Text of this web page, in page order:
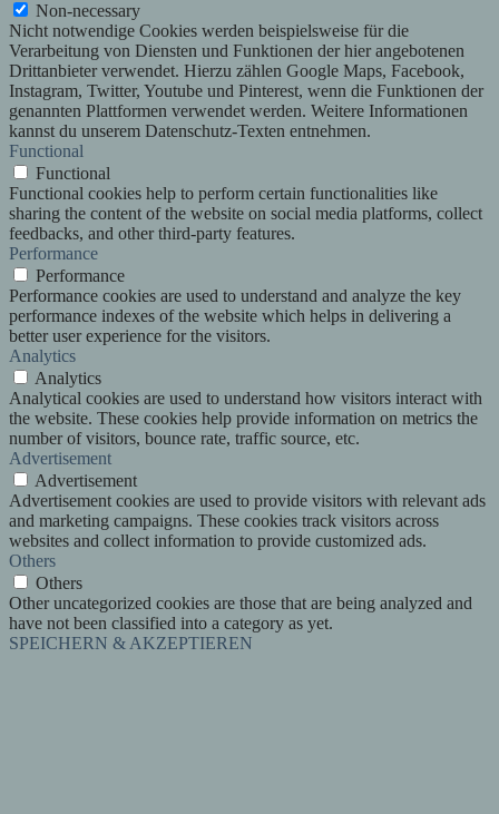
Non-necessary
Nicht notwendige Cookies werden beispielsweise für die
Verarbeitung von Diensten und Funktionen der hier angebotenen
Drittanbieter verwendet. Hierzu zählen Google Maps, Facebook,
Instagram, Twitter, Youtube und Pinterest, wenn die Funktionen der
genannten Plattformen verwendet werden. Weitere Informationen
kannst du unserem Datenschutz-Texten entnehmen.
Functional
Functional
Functional cookies help to perform certain functionalities like
sharing the content of the website on social media platforms, collect
feedbacks, and other third-party features.
Performance
Performance
Performance cookies are used to understand and analyze the key
performance indexes of the website which helps in delivering a
better user experience for the visitors.
Analytics
Analytics
Analytical cookies are used to understand how visitors interact with
the website. These cookies help provide information on metrics the
number of visitors, bounce rate, traffic source, etc.
Advertisement
Advertisement
Advertisement cookies are used to provide visitors with relevant ads
and marketing campaigns. These cookies track visitors across
websites and collect information to provide customized ads.
Others
Others
Other uncategorized cookies are those that are being analyzed and
have not been classified into a category as yet.
SPEICHERN & AKZEPTIEREN